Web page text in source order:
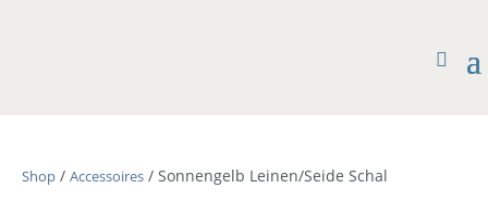
Shop / Accessoires / Sonnengelb Leinen/Seide Schal